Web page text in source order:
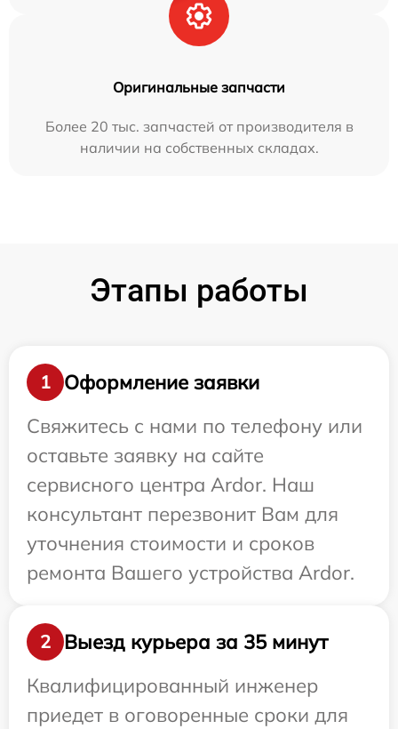
Оригинальные запчасти
Более 20 тыс. запчастей от производителя в
наличии на собственных складах.
Этапы работы
1
Оформление заявки
Свяжитесь с нами по телефону или
оставьте заявку на сайте
сервисного центра Ardor. Наш
консультант перезвонит Вам для
уточнения стоимости и сроков
ремонта Вашего устройства Ardor.
2
Выезд курьера за 35 минут
Квалифицированный инженер
приедет в оговоренные сроки для